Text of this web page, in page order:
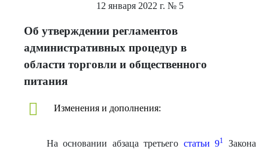
12 января 2022 г. № 5
Об утверждении регламентов
административных процедур в
области торговли и общественного
питания
Изменения и дополнения:
На основании абзаца третьего статьи 91
Закона